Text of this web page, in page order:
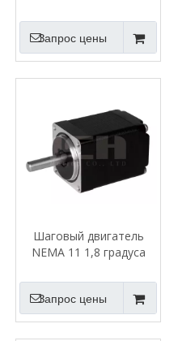
Запрос цены
Шаговый двигатель
NEMA 11 1,8 градуса
Запрос цены